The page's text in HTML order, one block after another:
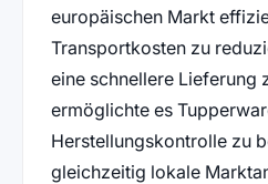
europäischen Markt
Transportkosten zu
eine schnellere Lieferung
ermöglichte es
Herstellungskontrolle zu
gleichzeitig lokale